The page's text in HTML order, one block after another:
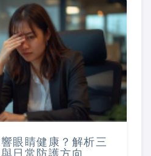
眼睛健康？解析三